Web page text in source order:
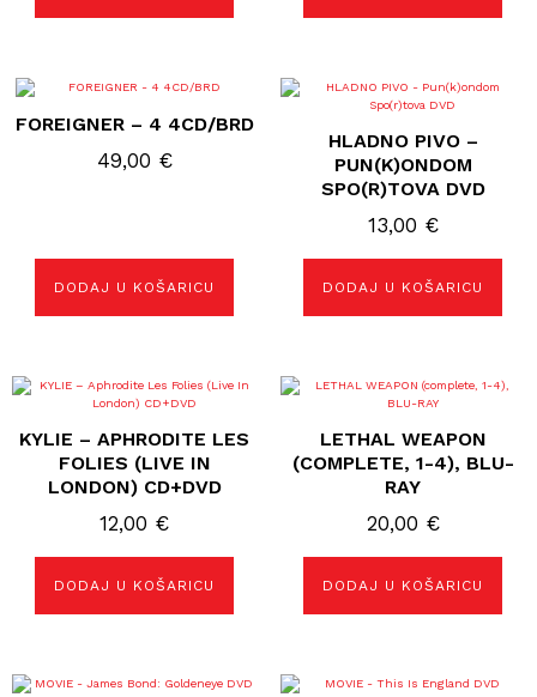
FOREIGNER – 4 4CD/BRD
49,00 €
DODAJ U KOŠARICU
HLADNO PIVO –
PUN(K)ONDOM
SPO(R)TOVA DVD
13,00 €
DODAJ U KOŠARICU
KYLIE – APHRODITE LES
FOLIES (LIVE IN
LONDON) CD+DVD
12,00 €
DODAJ U KOŠARICU
LETHAL WEAPON
(COMPLETE, 1-4), BLU-
RAY
20,00 €
DODAJ U KOŠARICU